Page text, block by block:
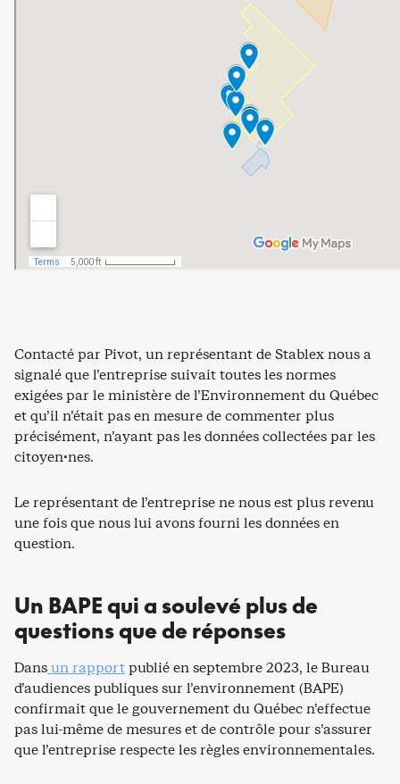
Contacté par Pivot, un représentant de Stablex nous a
signalé que l’entreprise suivait toutes les normes
exigées par le ministère de l’Environnement du Québec
et qu’il n’était pas en mesure de commenter plus
précisément, n’ayant pas les données collectées par les
citoyen·nes.
Le représentant de l’entreprise ne nous est plus revenu
une fois que nous lui avons fourni les données en
question.
Un BAPE qui a soulevé plus de
questions que de réponses
Dansun rapportpublié en septembre 2023, le Bureau
d’audiences publiques sur l’environnement (BAPE)
confirmait que le gouvernement du Québec n’effectue
pas lui-même de mesures et de contrôle pour s’assurer
que l’entreprise respecte les règles environnementales.